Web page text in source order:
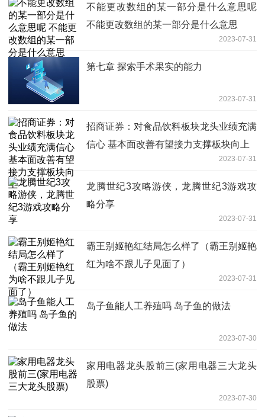
不能更改数组的某一部分是什么意思呢
不能更改数组的某一部分是什么意思
2023-07-31
第七章 探索手术果实的能力
2023-07-31
招商证券：对食品饮料板块龙头业绩充满
信心 基本面改善有望接力支撑板块向上
2023-07-31
龙腾世纪3攻略游侠，龙腾世纪3游戏攻
略分享
2023-07-31
霸王别姬艳红结局怎么样了（霸王别姬艳
红为啥不跟儿子见面了）
2023-07-31
岛子鱼能人工养殖吗 岛子鱼的做法
2023-07-30
家用电器龙头股前三(家用电器三大龙头
股票)
2023-07-30